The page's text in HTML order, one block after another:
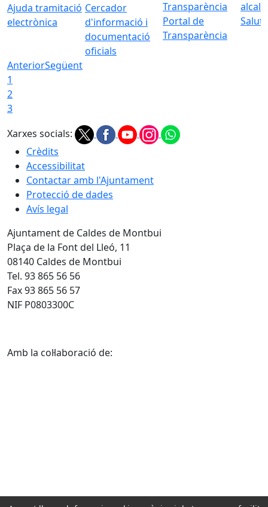
Ajuda tramitació
electrònica
Cercador
d'informació i
documentació
oficials
Portal de
Transparència
AnteriorSegüent
1
2
3
Xarxes socials:
Crèdits
Accessibilitat
Contactar amb l'Ajuntament
Protecció de dades
Avís legal
Ajuntament de Caldes de Montbui
Plaça de la Font del Lleó, 11
08140 Caldes de Montbui
Tel. 93 865 56 56
Fax 93 865 56 57
NIF P0803300C
Amb la col·laboració de: